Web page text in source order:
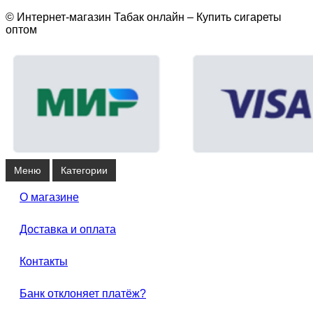
© Интернет-магазин Табак онлайн – Купить сигареты
оптом
Меню Категории
О магазине
Доставка и оплата
Контакты
Банк отклоняет платёж?